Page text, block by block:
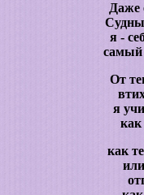
Даже
я -
самый
От
я
как
как